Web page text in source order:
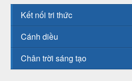
Kết nối tri thức
Cánh diều
Chân trời sáng tạo